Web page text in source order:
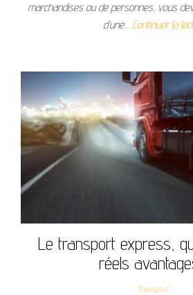
marchandises ou de personnes, vous
d’une… Continuer la
Le transport express,
réels
Transport